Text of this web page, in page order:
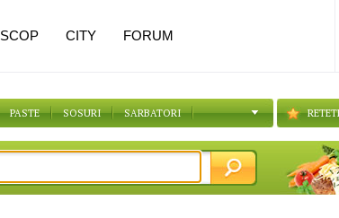
PASTE SOSURI SARBATORI
CITY FORUM